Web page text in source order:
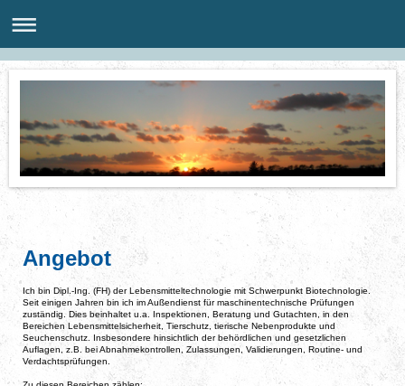
Angebot
Ich bin Dipl.-Ing. (FH) der Lebensmitteltechnologie mit Schwerpunkt Biotechnologie.
Seit einigen Jahren bin ich im Außendienst für maschinentechnische Prüfungen
zuständig. Dies beinhaltet u.a. Inspektionen, Beratung und Gutachten, in den
Bereichen Lebensmittelsicherheit, Tierschutz, tierische Nebenprodukte und
Seuchenschutz. Insbesondere hinsichtlich der behördlichen und gesetzlichen
Auflagen, z.B. bei Abnahmekontrollen, Zulassungen, Validierungen, Routine- und
Verdachtsprüfungen.